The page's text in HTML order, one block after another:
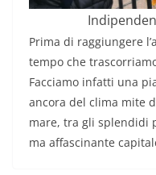
Prima di raggiungere
tempo che
Facciamo infatti una
ancora del clima mite
mare, tra gli splendidi
ma affascinante